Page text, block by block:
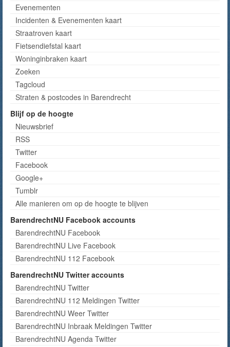
Evenementen
Incidenten & Evenementen kaart
Straatroven kaart
Fietsendiefstal kaart
Woninginbraken kaart
Zoeken
Tagcloud
Straten & postcodes in Barendrecht
Blijf op de hoogte
Nieuwsbrief
RSS
Twitter
Facebook
Google+
Tumblr
Alle manieren om op de hoogte te blijven
BarendrechtNU Facebook accounts
BarendrechtNU Facebook
BarendrechtNU Live Facebook
BarendrechtNU 112 Facebook
BarendrechtNU Twitter accounts
BarendrechtNU Twitter
BarendrechtNU 112 Meldingen Twitter
BarendrechtNU Weer Twitter
BarendrechtNU Inbraak Meldingen Twitter
BarendrechtNU Agenda Twitter